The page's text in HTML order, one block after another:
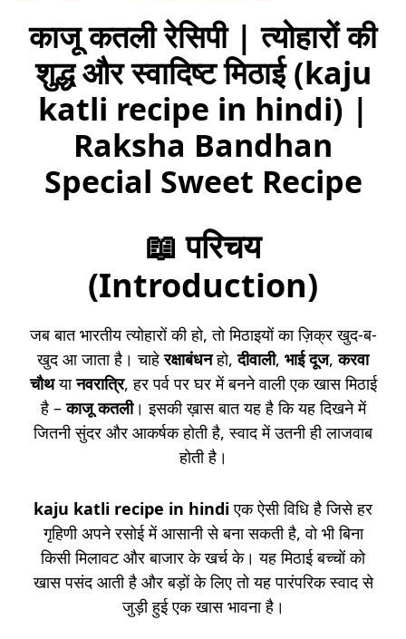
काजू कतली रेसिपी | त्योहारों की
शुद्ध और स्वादिष्ट मिठाई (kaju
katli recipe in hindi) |
Raksha Bandhan
Special Sweet Recipe
📖 परिचय
(Introduction)
जब बात भारतीय त्योहारों की हो, तो मिठाइयों का ज़िक्र खुद-ब-
खुद आ जाता है। चाहेरक्षाबंधनहो,दीवाली, भाई दूज,करवा
चौथयानवरात्रि, हर पर्व पर घर में बनने वाली एक खास मिठाई
है –काजू कतली। इसकी ख़ास बात यह है कि यह दिखने में
जितनी सुंदर और आकर्षक होती है, स्वाद में उतनी ही लाजवाब
होती है।
kaju katli recipe in hindiएक ऐसी विधि है जिसे हर
गृहिणी अपने रसोई में आसानी से बना सकती है, वो भी बिना
किसी मिलावट और बाजार के खर्च के। यह मिठाई बच्चों को
खास पसंद आती है और बड़ों के लिए तो यह पारंपरिक स्वाद से
जुड़ी हुई एक खास भावना है।